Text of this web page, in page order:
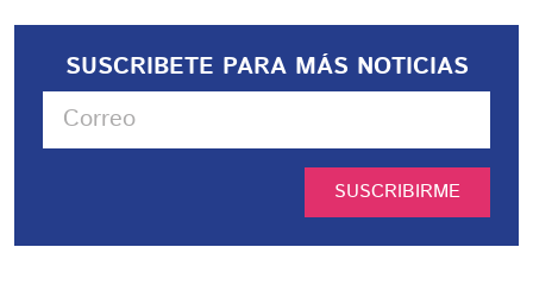
SUSCRIBETE PARA MÁS NOTICIAS
SUSCRIBIRME